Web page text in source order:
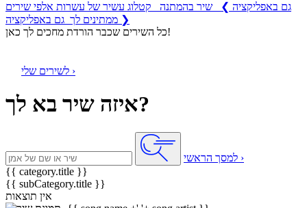
גם באפליקציה ❯
שיר בהמתנה קטלוג עשיר של עשרות אלפי שירים
ממתינים לך גם באפליקציה ❯
כל השירים שכבר הורדת מחכים לך כאן!
לשירים שלי ›
איזה שיר בא לך?
למסך הראשי ›
{{ category.title }}
{{ subCategory.title }}
אין תוצאות